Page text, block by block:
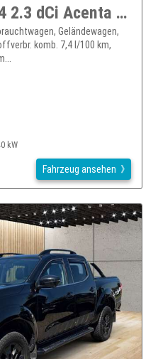
NISSAN Navara 4x4 2.3 dCi Acenta Double Cab
Geländewagen,
komb. 7,4 l/100 km,
kW
Fahrzeug ansehen